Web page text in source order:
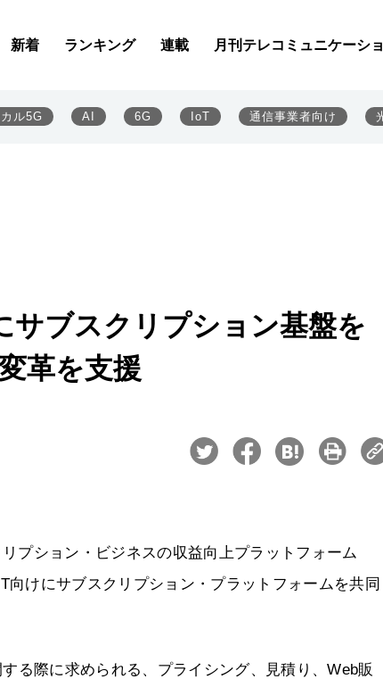
新着 ランキング 連載 月刊テレコミュニケーシ
ル5G AI 6G IoT 通信事業者向け
サブスクリプション基盤を
革を支援
プション・ビジネスの収益向上プラットフォーム
向けにサブスクリプション・プラットフォームを共同
る際に求められる、プライシング、見積り、Web販